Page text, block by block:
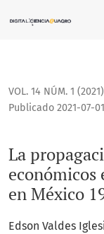
La propagación
VOL. 14 NÚM. 1 (2021)
La
económicos
en México
Publicado 2021-07-01
Edson Valdes